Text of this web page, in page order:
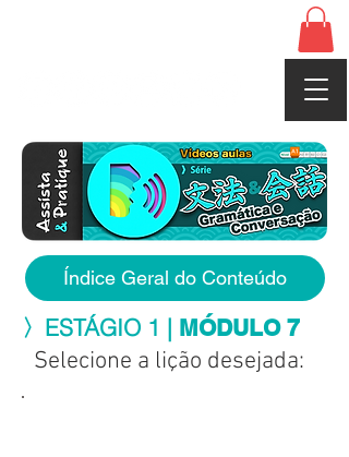
Índice Geral do Conteúdo
〉ESTÁGIO 1 | MÓDULO 7
Selecione a lição desejada: